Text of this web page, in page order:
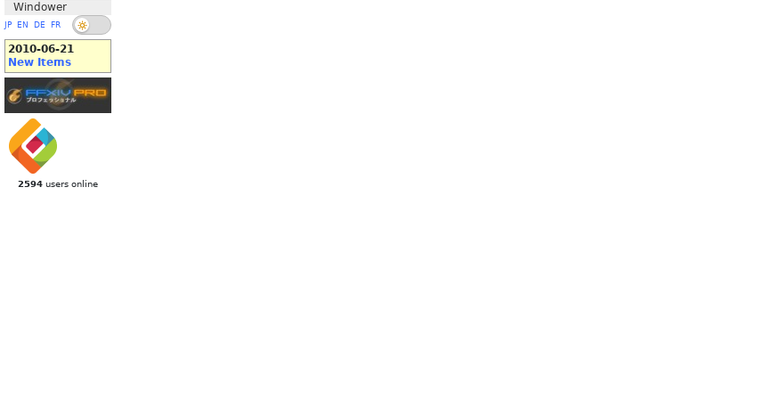
Windower
JP EN DE FR
2010-06-21
New Items
2594 users online